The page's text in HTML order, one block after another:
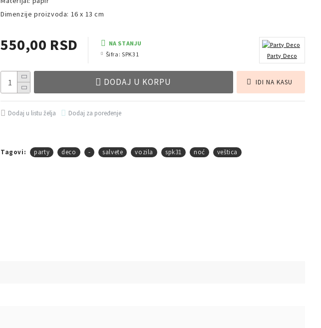
Dimenzije proizvoda: 16 x 13 cm
550,00 RSD
NA STANJU
Šifra: SPK31 Party Deco
DODAJ U KORPU IDI NA KASU
Dodaj u listu želja Dodaj za poređenje
Tagovi: party deco - salvete vozila spk31 noć veštica